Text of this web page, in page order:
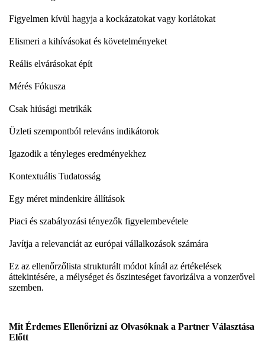
Figyelmen kívül hagyja a kockázatokat vagy korlátokat
Elismeri a kihívásokat és követelményeket
Reális elvárásokat épít
Mérés Fókusza
Csak hiúsági metrikák
Üzleti szempontból releváns indikátorok
Igazodik a tényleges eredményekhez
Kontextuális Tudatosság
Egy méret mindenkire állítások
Piaci és szabályozási tényezők figyelembevétele
Javítja a relevanciát az európai vállalkozások számára
Ez az ellenőrzőlista strukturált módot kínál az értékelések
áttekintésére, a mélységet és őszinteséget favorizálva a vonzerővel
szemben.
Mit Érdemes Ellenőrizni az Olvasóknak a Partner Választása
Előtt